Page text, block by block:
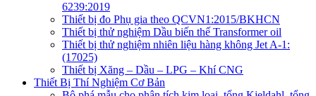
6239:2019
Thiết bị đo Phụ gia theo QCVN1:2015/BKHCN
Thiết bị thử nghiệm Dầu biến thế Transformer oil
Thiết bị thử nghiệm nhiên liệu hàng không Jet A-1:
(17025)
Thiết bị Xăng – Dầu – LPG – Khí CNG
Thiết Bị Thí Nghiệm Cơ Bản